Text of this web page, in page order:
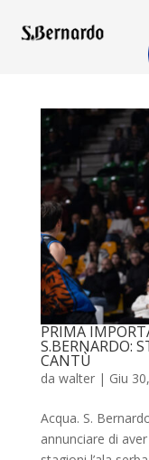
PRIMA
S.BERNARDO:
CANTÙ
da walter| Giu
Acqua. S.
annunciare di